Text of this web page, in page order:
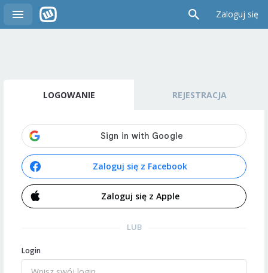
Zaloguj się
LOGOWANIE REJESTRACJA
Zaloguj się z Facebook
Zaloguj się z Apple
LUB
Login